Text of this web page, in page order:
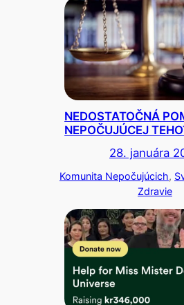
NEDOSTATOČNÁ
NEPOČUJÚCEJ
28. januára
Komunita Nepočujúcich,
Zdravie